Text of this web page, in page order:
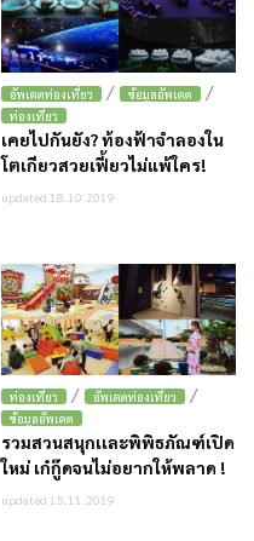
อัพเดตท่องเที่ยว / ข้อมูลอัพเดต /
ท่องเที่ยว
เคยไปกันยัง? ท้องฟ้าจำลองใน
โตเกียวสวยเฟี้ยวไม่แพ้ใคร!
updated 18.10.2019
ท่องเที่ยว / อัพเดตท่องเที่ยว /
ข้อมูลอัพเดต
รวมสวนสนุกเเละพิพิธภัณฑ์เปิด
ใหม่ เก๋กู๊ดจนไม่อยากให้พลาด !
updated 15.11.2019